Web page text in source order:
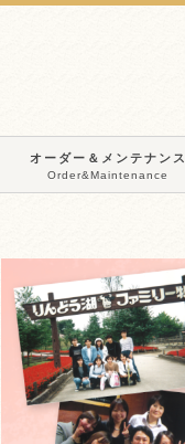
オーダー＆メンテナンス
Order&Maintenance